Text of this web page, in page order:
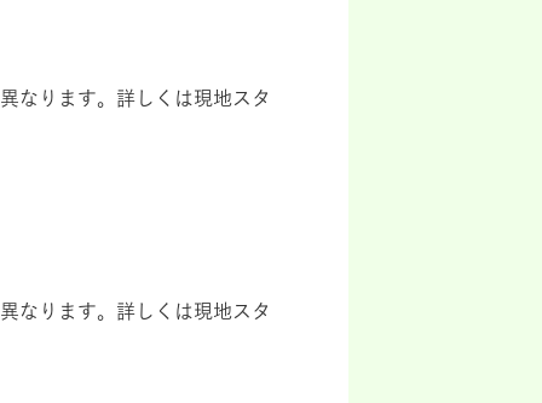
なります。詳しくは現地スタ
なります。詳しくは現地スタ